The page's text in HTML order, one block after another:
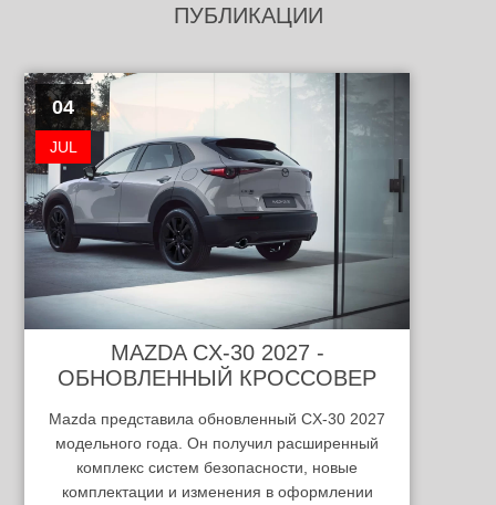
ПУБЛИКАЦИИ
04
JUL
MAZDA CX-30 2027 -
ОБНОВЛЕННЫЙ КРОССОВЕР
Mazda представила обновленный CX-30 2027
модельного года. Он получил расширенный
комплекс систем безопасности, новые
комплектации и изменения в оформлении